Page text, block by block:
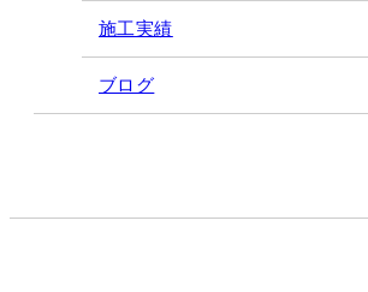
施工実績
ブログ